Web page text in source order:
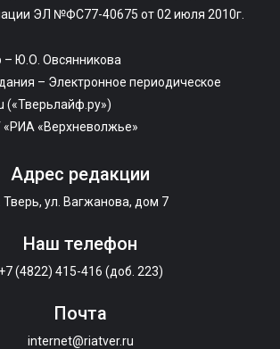
ЭЛ №ФС77-40675 от 02 июля 2010г.
– Ю.О. Овсянникова
– Электронное периодическое
(«Тверьлайф.ру»)
«РИА «Верхневолжье»
Адрес редакции
Тверь, ул. Вагжанова, дом 7
Наш телефон
+7 (4822) 415-416 (доб. 223)
Почта
internet@riatver.ru